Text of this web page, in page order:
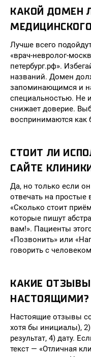
КАКОЙ ДОМЕН
Лучше всего
«врач-невролог-
петербург.рф».
названий. Домен
запоминающимся и
специальностью. Не
снижает доверие.
воспринимаются как
СТОИТ ЛИ
САЙТЕ
Да, но только если
отвечать на простые
«Сколько стоит
которые пишут
вам!». Пациенты
«Позвонить» или
говорить с
КАКИЕ
НАСТОЯЩИМИ?
Настоящие отзывы
хотя бы инициалы),
результат, 4) дату.
текст — «Отличная